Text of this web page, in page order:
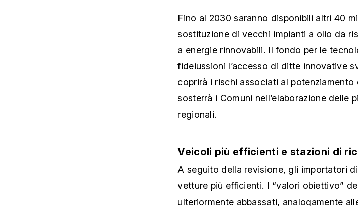
Fino al 2030 saranno disponibili altri 40
sostituzione di vecchi impianti a olio da
a energie rinnovabili. Il fondo per le
fideiussioni l’accesso di ditte innovative
coprirà i rischi associati al
sosterrà i Comuni nell’elaborazione delle
regionali.
Veicoli più efficienti e stazioni di
A seguito della revisione, gli importatori
vetture più efficienti. I “valori obiettivo”
ulteriormente abbassati, analogamente